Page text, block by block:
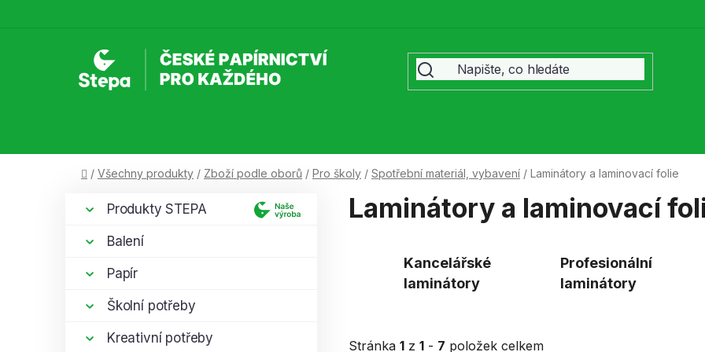
Domů
/ Všechny produkty / Zboží podle oborů / Pro školy / Spotřební materiál, vybavení / Laminátory a laminovací folie
Přeskočit
kategorie
Produkty STEPA
Balení
Papír
Školní potřeby
Kreativní potřeby
Laminátory a laminovací
Kancelářské
laminátory
Profesionální
laminátory
Stránka 1 z 1 - 7 položek celkem